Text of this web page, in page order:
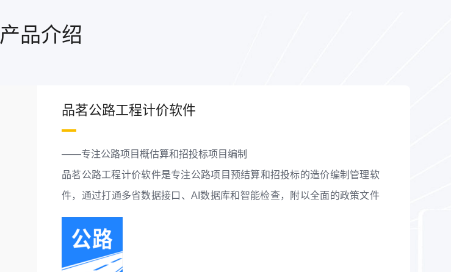
产品介绍
品茗公路工程计价软件
——专注公路项目概估算和招投标项目编制
品茗公路工程计价软件是专注公路项目预结算和招投标的造价编制管理软
件，通过打通多省数据接口、AI数据库和智能检查，附以全面的政策文件
及定制报表，全面提升公路项目编制和管理效率。